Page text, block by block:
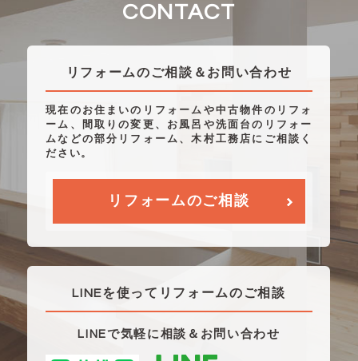
CONTACT
リフォームのご相談＆お問い合わせ
現在のお住まいのリフォームや中古物件のリフォ
ーム、間取りの変更、お風呂や洗面台のリフォー
ムなどの部分リフォーム、木村工務店にご相談く
ださい。
リフォームのご相談
LINEを使ってリフォームのご相談
LINEで気軽に相談＆お問い合わせ